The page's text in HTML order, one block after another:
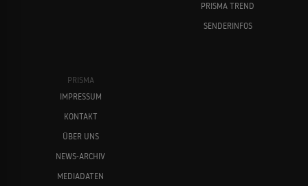
PRISMA TREND
SENDERINFOS
PRISMA
IMPRESSUM
KONTAKT
ÜBER UNS
NEWS-ARCHIV
MEDIADATEN